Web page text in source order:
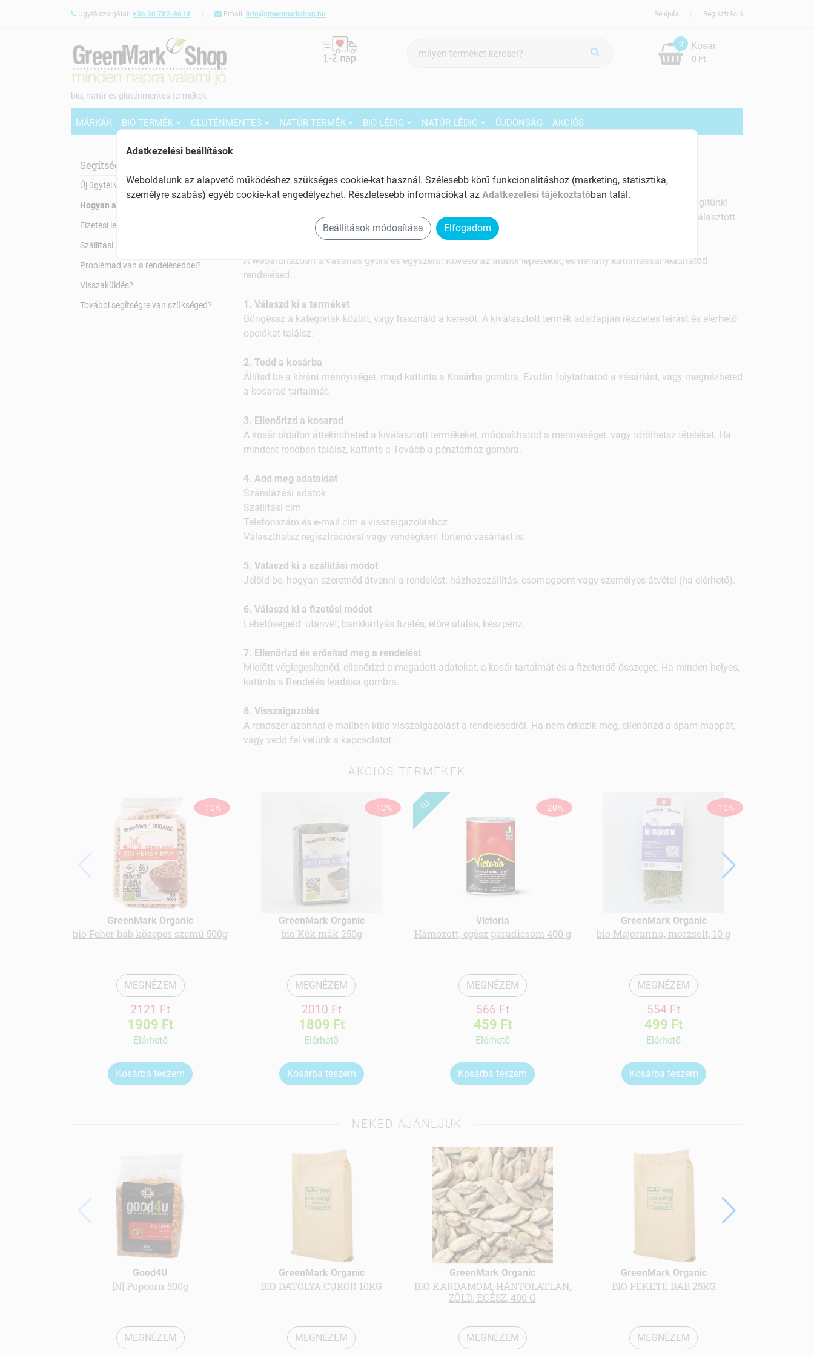
Ügyfélszolgálat: +36 30 782-8614 Email: info@greenmarkshop.hu Regisztráció
Belépés
bio, natúr és gluténmentes termékek
keresés
0
0 Ft
Kosár
MÁRKÁK BIO TERMÉK GLUTÉNMENTES NATÚR TERMÉK BIO LÉDIG NATÚR LÉDIG ÚJDONSÁG AKCIÓS
Szeretnél vásárolni webáruházunkban, de nem tudod pontosan, hogyan működik a rendelés? Ne aggódj, segítünk!
Néhány egyszerű lépésben végigvezetünk a folyamaton – így gyorsan és kényelmesen hozzájuthatsz a kiválasztott
A webáruházban a vásárlás gyors és egyszerű. Kövesd az alábbi lépéseket, és néhány kattintással leadhatod
rendelésed:
1. Válaszd ki a terméket
Böngéssz a kategóriák között, vagy használd a keresőt. A kiválasztott termék adatlapján részletes leírást és elérhető
opciókat találsz.
2. Tedd a kosárba
Állítsd be a kívánt mennyiséget, majd kattints a Kosárba gombra. Ezután folytathatod a vásárlást, vagy megnézheted
a kosarad tartalmát.
3. Ellenőrizd a kosarad
A kosár oldalon áttekintheted a kiválasztott termékeket, módosíthatod a mennyiséget, vagy törölhetsz tételeket. Ha
mindent rendben találsz, kattints a Tovább a pénztárhoz gombra.
4. Add meg adataidat
Számlázási adatok
Szállítási cím
Telefonszám és e-mail cím a visszaigazoláshoz
Választhatsz regisztrációval vagy vendégként történő vásárlást is.
5. Válaszd ki a szállítási módot
Jelöld be, hogyan szeretnéd átvenni a rendelést: házhozszállítás, csomagpont vagy személyes átvétel (ha elérhető).
6. Válaszd ki a fizetési módot
Lehetőségeid: utánvét, bankkártyás fizetés, előre utalás, készpénz.
7. Ellenőrizd és erősítsd meg a rendelést
Mielőtt véglegesítenéd, ellenőrizd a megadott adatokat, a kosár tartalmát és a fizetendő összeget. Ha minden helyes,
kattints a Rendelés leadása gombra.
8. Visszaigazolás
A rendszer azonnal e-mailben küld visszaigazolást a rendelésedről. Ha nem érkezik meg, ellenőrizd a spam mappát,
vagy vedd fel velünk a kapcsolatot.
Segítség
Új ügyfél vagyok
Hogyan adjak le rendelést?
Fizetési lehetőségek
Szállítási módok
Problémád van a rendeléseddel?
Visszaküldés?
További segítségre van szükséged?
AKCIÓS TERMÉKEK
-10%
GreenMark Organic
bio Fehér bab közepes szemű 500g
MEGNÉZEM
2121 Ft
1909 Ft
Elérhetõ
Kosárba teszem
-10%
GreenMark Organic
bio Kék mák 250g
MEGNÉZEM
2010 Ft
1809 Ft
Elérhetõ
Kosárba teszem
-20%
ÚJ
Victoria
Hámozott, egész paradicsom 400 g
MEGNÉZEM
566 Ft
459 Ft
Elérhetõ
Kosárba teszem
-10%
GreenMark Organic
bio Majoranna, morzsolt, 10 g
MEGNÉZEM
554 Ft
499 Ft
Elérhetõ
Kosárba teszem
NEKED AJÁNLJUK
Good4U
[N] Popcorn 500g
MEGNÉZEM
GreenMark Organic
BIO DATOLYA CUKOR 10KG
MEGNÉZEM
GreenMark Organic
BIO KARDAMOM, HÁNTOLATLAN,
ZÖLD, EGÉSZ, 400 G
MEGNÉZEM
GreenMark Organic
BIO FEKETE BAB 25KG
MEGNÉZEM
Adatkezelési beállítások
Weboldalunk az alapvető működéshez szükséges cookie-kat használ. Szélesebb körű funkcionalitáshoz (marketing, statisztika,
személyre szabás) egyéb cookie-kat engedélyezhet. Részletesebb információkat az Adatkezelési tájékoztatóban talál.
Beállítások módosítása Elfogadom